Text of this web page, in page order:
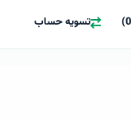
تسویه حساب